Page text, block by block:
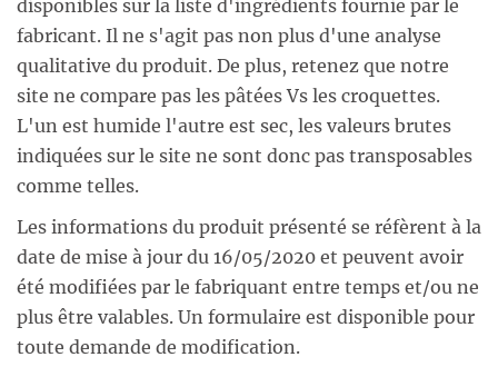
disponibles sur la liste d'ingrédients fournie par le
fabricant. Il ne s'agit pas non plus d'une analyse
qualitative du produit. De plus, retenez que notre
site ne compare pas les pâtées Vs les croquettes.
L'un est humide l'autre est sec, les valeurs brutes
indiquées sur le site ne sont donc pas transposables
comme telles.
Les informations du produit présenté se réfèrent à la
date de mise à jour du 16/05/2020 et peuvent avoir
été modifiées par le fabriquant entre temps et/ou ne
plus être valables. Un formulaire est disponible pour
toute demande de modification.